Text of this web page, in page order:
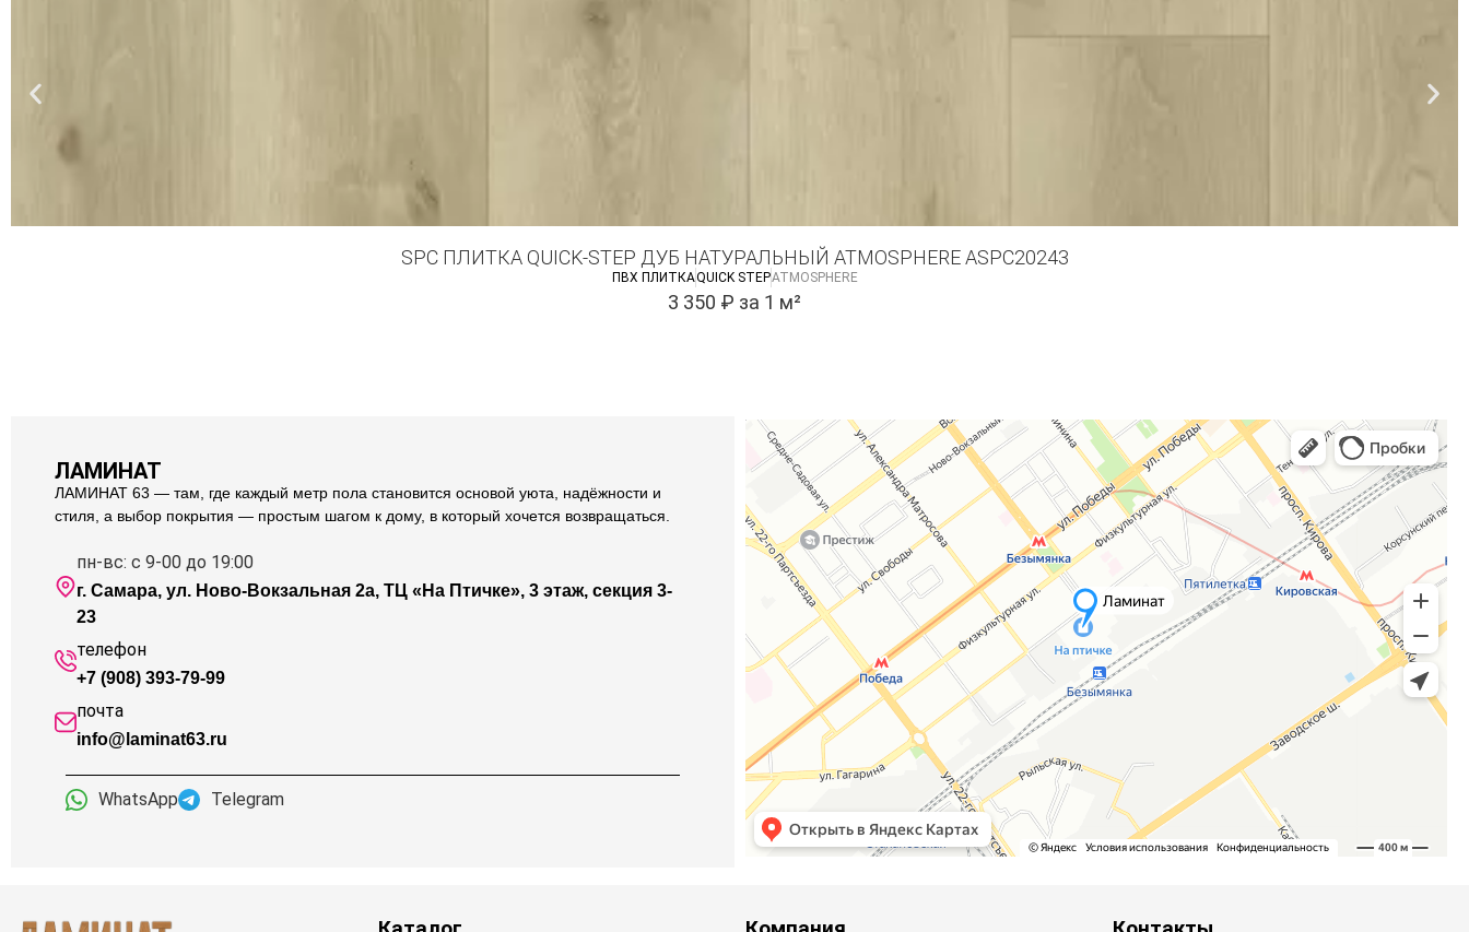
SPC ПЛИТКА QUICK-STEP ДУБ НАТУРАЛЬНЫЙ ATMOSPHERE ASPC20243
ПВХ ПЛИТКАQUICK STEPATMOSPHERE
3 350 ₽ за 1 м²
ЛАМИНАТ
ЛАМИНАТ 63 — там, где каждый метр пола становится основой уюта, надёжности и
стиля, а выбор покрытия — простым шагом к дому, в который хочется возвращаться.
пн-вс: с 9-00 до 19:00
г. Самара, ул. Ново-Вокзальная 2а, ТЦ «На Птичке», 3 этаж, секция 3-
23
телефон
+7 (908) 393-79-99
почта
info@laminat63.ru
WhatsApp Telegram